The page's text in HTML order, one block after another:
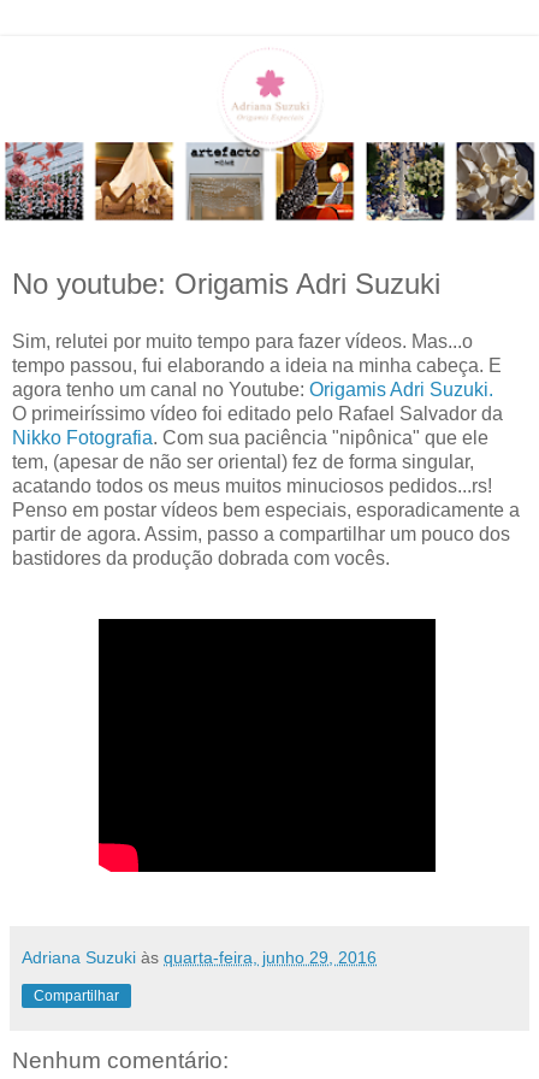
No youtube: Origamis Adri Suzuki
Sim, relutei por muito tempo para fazer vídeos. Mas...o
tempo passou, fui elaborando a ideia na minha cabeça. E
agora tenho um canal no Youtube: Origamis Adri Suzuki.
O primeiríssimo vídeo foi editado pelo Rafael Salvador da
Nikko Fotografia. Com sua paciência "nipônica" que ele
tem, (apesar de não ser oriental) fez de forma singular,
acatando todos os meus muitos minuciosos pedidos...rs!
Penso em postar vídeos bem especiais, esporadicamente a
partir de agora. Assim, passo a compartilhar um pouco dos
bastidores da produção dobrada com vocês.
Adriana Suzuki às quarta-feira, junho 29, 2016
Compartilhar
Nenhum comentário: